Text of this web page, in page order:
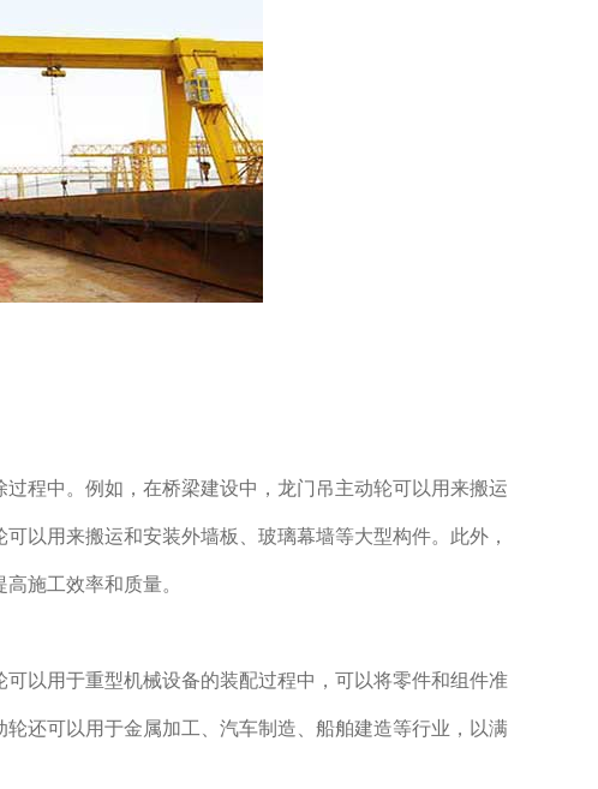
程中。例如，在桥梁建设中，龙门吊主动轮可以用来搬运
以用来搬运和安装外墙板、玻璃幕墙等大型构件。此外，
施工效率和质量。
以用于重型机械设备的装配过程中，可以将零件和组件准
还可以用于金属加工、汽车制造、船舶建造等行业，以满